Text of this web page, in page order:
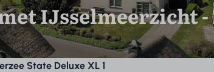
IJsselmeerzicht
State Deluxe XL 1